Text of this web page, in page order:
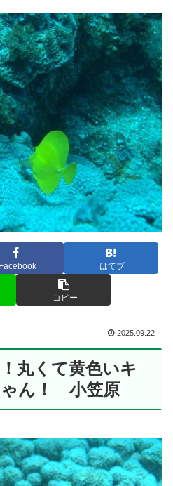
Facebook はてブ
コピー
2025.09.22
丸くて黄色いキ
ゃん！ 小笠原